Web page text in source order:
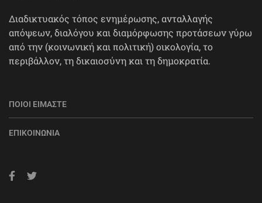
Διαδικτυακός τόπος ενημέρωσης, ανταλλαγής
απόψεων, διαλόγου και διαμόρφωσης προτάσεων γύρω
από την (κοινωνική και πολιτική) οικολογία, το
περιβάλλον, τη δικαιοσύνη και τη δημοκρατία.
ΠΟΙΟΙ ΕΊΜΑΣΤΕ
ΕΠΙΚΟΙΝΩΝΊΑ